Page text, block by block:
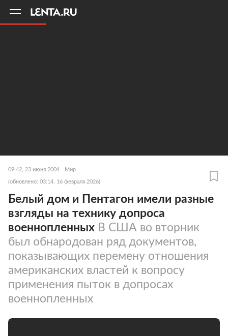
09:42, 23 июня 2004 Мир
(обновлено: 03:14, 16 февраля 2026)
Белый дом и Пентагон имели разные
взгляды на технику допроса
военнопленных В США во вторник
был обнародован ряд документов,
показывающих перемену отношения
американских властей к вопросу
применения пыток в допросах
военнопленных